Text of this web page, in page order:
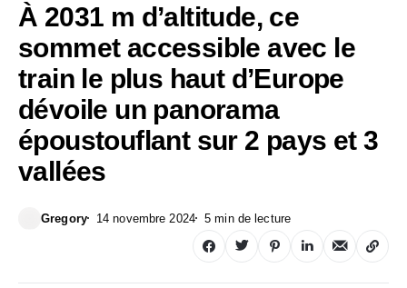
À 2031 m d’altitude, ce
sommet accessible avec le
train le plus haut d’Europe
dévoile un panorama
époustouflant sur 2 pays et 3
vallées
Gregory 14 novembre 2024 5 min de lecture